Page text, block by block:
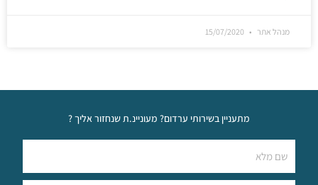
מנהל אתר 15/07/2020
מתעניין בשירותי ערדום? מעוניינ.ת שנחזור אליך ?